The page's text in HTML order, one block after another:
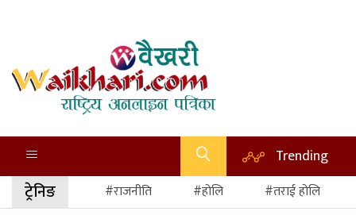
Trending
ट्रेनिङ #राजनीति #होलि #तराई होलि